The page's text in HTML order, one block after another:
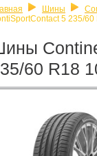
Шины
5 235/60
60 R18